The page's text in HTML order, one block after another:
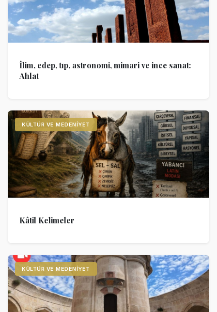
İlim, edep, tıp, astronomi, mimari ve ince sanat:
Ahlat
KÜLTÜR VE MEDENIYET
Kâtil Kelimeler
KÜLTÜR VE MEDENIYET